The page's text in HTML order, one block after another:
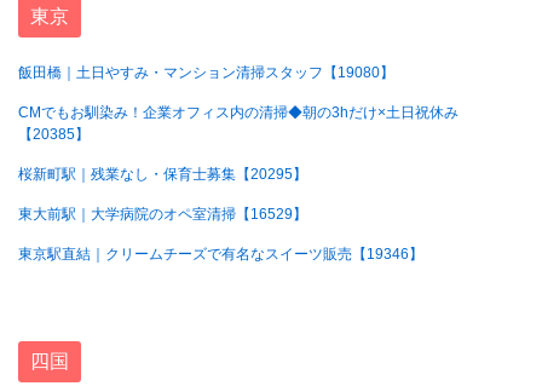
東京
飯田橋｜土日やすみ・マンション清掃スタッフ【19080】
CMでもお馴染み！企業オフィス内の清掃◆朝の3hだけ×土日祝休み
【20385】
桜新町駅｜残業なし・保育士募集【20295】
東大前駅｜大学病院のオペ室清掃【16529】
東京駅直結｜クリームチーズで有名なスイーツ販売【19346】
四国